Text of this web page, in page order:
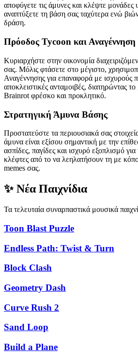
αποφύγετε τις άμυνες και κλέψτε μονάδες
αναπτύξετε τη βάση σας ταχύτερα ενώ
δράση.
Πρόοδος Tycoon και Αναγέννηση
Κυριαρχήστε στην οικονομία
σας. Μόλις φτάσετε στο μέγιστο,
Αναγέννησης για επαναφορά με ισχυρούς
αποκλειστικές ανταμοιβές, διατηρώντας
Brainrot φρέσκο και προκλητικό.
Στρατηγική Άμυνα Βάσης
Προστατεύστε τα περιουσιακά σας
άμυνα είναι εξίσου σημαντική με την
ασπίδες, παγίδες και ισχυρό εξοπλισμό
κλέφτες από το να λεηλατήσουν τη με
memes σας.
✨ Νέα Παιχνίδια
Τα τελευταία συναρπαστικά μουσικά
Toon Blast Puzzle
Endless Path: Twist & Turn
Block Clash
Geometry Dash
Curve Rush 2
Sand Loop
Build a Plane